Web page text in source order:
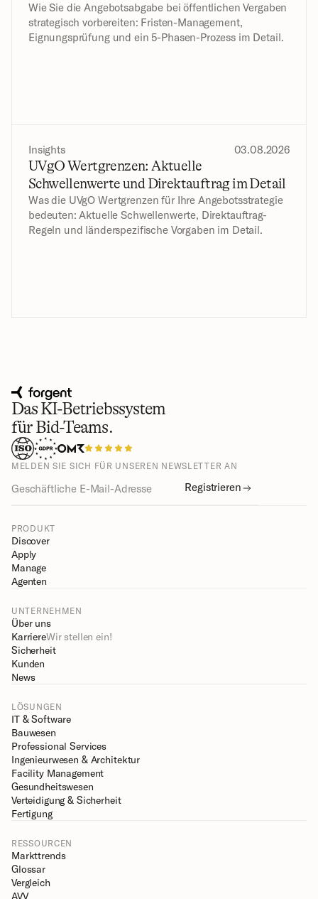
Wie Sie die Angebotsabgabe bei öffentlichen Vergaben
strategisch vorbereiten: Fristen-Management,
Eignungsprüfung und ein 5-Phasen-Prozess im Detail.
Insights 03.08.2026
UVgO Wertgrenzen: Aktuelle
Schwellenwerte und Direktauftrag im Detail
Was die UVgO Wertgrenzen für Ihre Angebotsstrategie
bedeuten: Aktuelle Schwellenwerte, Direktauftrag-
Regeln und länderspezifische Vorgaben im Detail.
Das KI-Betriebssystem
für Bid-Teams.
MELDEN SIE SICH FÜR UNSEREN NEWSLETTER AN
Registrieren
PRODUKT
Discover
Apply
Manage
Agenten
UNTERNEHMEN
Über uns
KarriereWir stellen ein!
Sicherheit
Kunden
News
LÖSUNGEN
IT & Software
Bauwesen
Professional Services
Ingenieurwesen & Architektur
Facility Management
Gesundheitswesen
Verteidigung & Sicherheit
Fertigung
RESSOURCEN
Markttrends
Glossar
Vergleich
AVV